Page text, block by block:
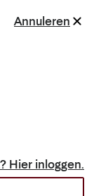
Hier inloggen.
Annuleren